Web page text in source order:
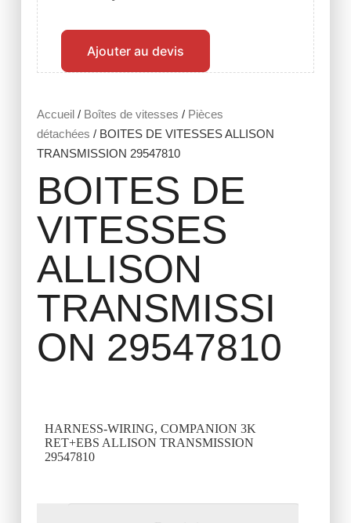
Accueil/ Boîtes de vitesses / Pièces
détachées / BOITES DE VITESSES ALLISON
TRANSMISSION 29547810
BOITES DE
VITESSES
ALLISON
TRANSMISSI
ON 29547810
HARNESS-WIRING, COMPANION 3K
RET+EBS ALLISON TRANSMISSION
29547810
Ajouter au devis